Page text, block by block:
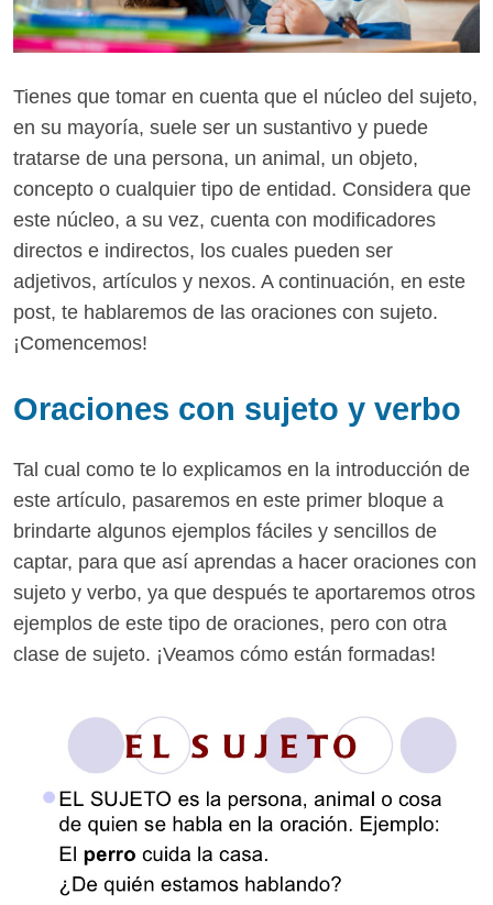
Tienes que tomar en cuenta que el núcleo del sujeto,
en su mayoría, suele ser un sustantivo y puede
tratarse de una persona, un animal, un objeto,
concepto o cualquier tipo de entidad. Considera que
este núcleo, a su vez, cuenta con modificadores
directos e indirectos, los cuales pueden ser
adjetivos, artículos y nexos. A continuación, en este
post, te hablaremos de las oraciones con sujeto.
¡Comencemos!
Oraciones con sujeto y verbo
Tal cual como te lo explicamos en la introducción de
este artículo, pasaremos en este primer bloque a
brindarte algunos ejemplos fáciles y sencillos de
captar, para que así aprendas a hacer oraciones con
sujeto y verbo, ya que después te aportaremos otros
ejemplos de este tipo de oraciones, pero con otra
clase de sujeto. ¡Veamos cómo están formadas!